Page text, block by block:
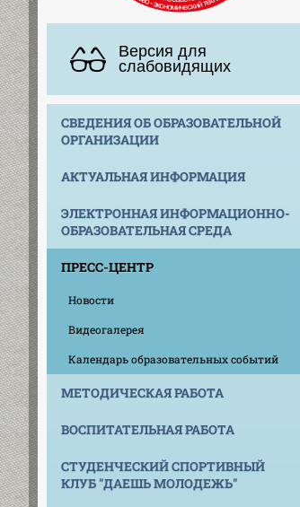
Версия для
слабовидящих
СВЕДЕНИЯ ОБ ОБРАЗОВАТЕЛЬНОЙ
ОРГАНИЗАЦИИ
АКТУАЛЬНАЯ ИНФОРМАЦИЯ
ЭЛЕКТРОННАЯ ИНФОРМАЦИОННО-
ОБРАЗОВАТЕЛЬНАЯ СРЕДА
ПРЕСС-ЦЕНТР
Новости
Видеогалерея
Календарь образовательных событий
МЕТОДИЧЕСКАЯ РАБОТА
ВОСПИТАТЕЛЬНАЯ РАБОТА
СТУДЕНЧЕСКИЙ СПОРТИВНЫЙ
КЛУБ "ДАЕШЬ МОЛОДЕЖЬ"